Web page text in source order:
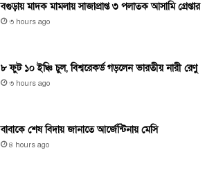
বগুড়ায় মাদক মামলায় সাজাপ্রাপ্ত ৩ পলাতক আসামি গ্রেপ্তার
৩ hours ago
৮ ফুট ১০ ইঞ্চি চুল, বিশ্বরেকর্ড গড়লেন ভারতীয় নারী রেণু
৩ hours ago
বাবাকে শেষ বিদায় জানাতে আর্জেন্টিনায় মেসি
৪ hours ago